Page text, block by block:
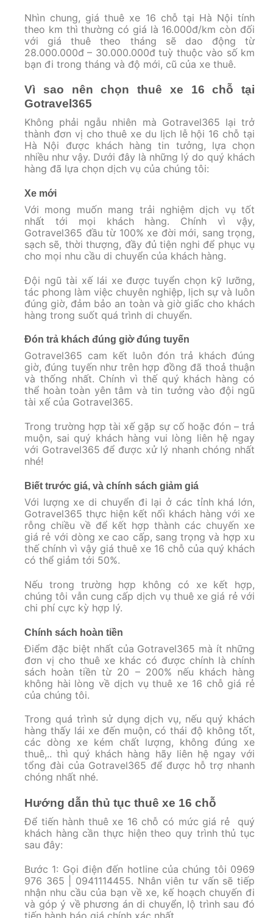
Nhìn chung, giá thuê xe 16 chỗ tại Hà Nội tính
theo km thì thường có giá là 16.000đ/km còn đối
với giá thuê theo tháng sẽ dao động từ
28.000.000đ – 30.000.000đ tuỳ thuộc vào số km
bạn đi trong tháng và độ mới, cũ của xe thuê.
Vì sao nên chọn thuê xe 16 chỗ tại
Gotravel365
Không phải ngẫu nhiên mà Gotravel365 lại trở
thành đơn vị cho thuê xe du lịch lễ hội 16 chỗ tại
Hà Nội được khách hàng tin tưởng, lựa chọn
nhiều như vậy. Dưới đây là những lý do quý khách
hàng đã lựa chọn dịch vụ của chúng tôi:
Xe mới
Với mong muốn mang trải nghiệm dịch vụ tốt
nhất tới mọi khách hàng. Chính vì vậy,
Gotravel365 đầu từ 100% xe đời mới, sang trọng,
sạch sẽ, thời thượng, đầy đủ tiện nghi để phục vụ
cho mọi nhu cầu di chuyển của khách hàng.
Đội ngũ tài xế lái xe được tuyển chọn kỹ lưỡng,
tác phong làm việc chuyên nghiệp, lịch sự và luôn
đúng giờ, đảm bảo an toàn và giờ giấc cho khách
hàng trong suốt quá trình di chuyển.
Đón trả khách đúng giờ đúng tuyến
Gotravel365 cam kết luôn đón trả khách đúng
giờ, đúng tuyến như trên hợp đồng đã thoả thuận
và thống nhất. Chính vì thế quý khách hàng có
thể hoàn toàn yên tâm và tin tưởng vào đội ngũ
tài xế của Gotravel365.
Trong trường hợp tài xế gặp sự cố hoặc đón – trả
muộn, sai quý khách hàng vui lòng liên hệ ngay
với Gotravel365 để được xử lý nhanh chóng nhất
nhé!
Biết trước giá, và chính sách giảm giá
Với lượng xe di chuyển đi lại ở các tỉnh khá lớn,
Gotravel365 thực hiện kết nối khách hàng với xe
rỗng chiều về để kết hợp thành các chuyến xe
giá rẻ với dòng xe cao cấp, sang trọng và hợp xu
thế chính vì vậy giá thuê xe 16 chỗ của quý khách
có thể giảm tới 50%.
Nếu trong trường hợp không có xe kết hợp,
chúng tôi vẫn cung cấp dịch vụ thuê xe giá rẻ với
chi phí cực kỳ hợp lý.
Chính sách hoàn tiền
Điểm đặc biệt nhất của Gotravel365 mà ít những
đơn vị cho thuê xe khác có được chính là chính
sách hoàn tiền từ 20 – 200% nếu khách hàng
không hài lòng về dịch vụ thuê xe 16 chỗ giá rẻ
của chúng tôi.
Trong quá trình sử dụng dịch vụ, nếu quý khách
hàng thấy lái xe đến muộn, có thái độ không tốt,
các dòng xe kém chất lượng, không đúng xe
thuê,.. thì quý khách hàng hãy liên hệ ngay với
tổng đài của Gotravel365 để được hỗ trợ nhanh
chóng nhất nhé.
Hướng dẫn thủ tục thuê xe 16 chỗ
Để tiến hành thuê xe 16 chỗ có mức giá rẻ quý
khách hàng cần thực hiện theo quy trình thủ tục
sau đây:
Bước 1: Gọi điện đến hotline của chúng tôi 0969
976 365 | 0941114455. Nhân viên tư vấn sẽ tiếp
nhận nhu cầu của bạn về xe, kế hoạch chuyến đi
và góp ý về phương án di chuyển, lộ trình sau đó
tiến hành báo giá chính xác nhất.